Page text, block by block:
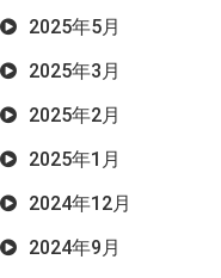
2025年5月
2025年3月
2025年2月
2025年1月
2024年12月
2024年9月